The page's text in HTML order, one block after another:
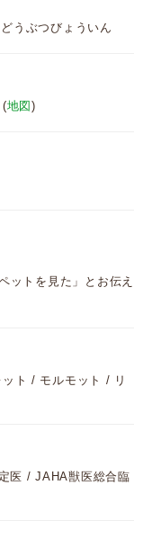
うぶつびょういん
(地図)
ットを見た」とお伝え
ト / モルモット / リ
医 / JAHA獣医総合臨